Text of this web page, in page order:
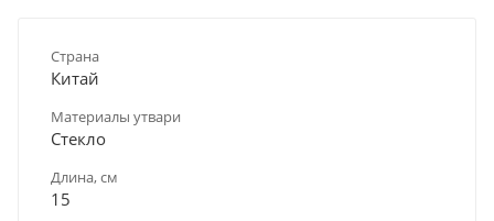
Страна
Китай
Материалы утвари
Стекло
Длина, см
15